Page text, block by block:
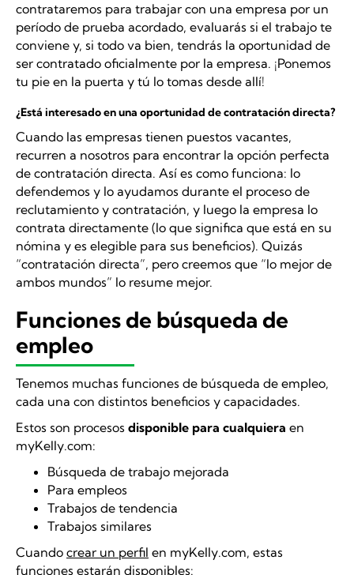
contrataremos para trabajar con una empresa por un
período de prueba acordado, evaluarás si el trabajo te
conviene y, si todo va bien, tendrás la oportunidad de
ser contratado oficialmente por la empresa. ¡Ponemos
tu pie en la puerta y tú lo tomas desde allí!
¿Está interesado en una oportunidad de contratación directa?
Cuando las empresas tienen puestos vacantes,
recurren a nosotros para encontrar la opción perfecta
de contratación directa. Así es como funciona: lo
defendemos y lo ayudamos durante el proceso de
reclutamiento y contratación, y luego la empresa lo
contrata directamente (lo que significa que está en su
nómina y es elegible para sus beneficios). Quizás
“contratación directa”, pero creemos que “lo mejor de
ambos mundos” lo resume mejor.
Funciones de búsqueda de
empleo
Tenemos muchas funciones de búsqueda de empleo,
cada una con distintos beneficios y capacidades.
Estos son procesos disponible para cualquiera en
myKelly.com:
Búsqueda de trabajo mejorada
Para empleos
Trabajos de tendencia
Trabajos similares
Cuando crear un perfil en myKelly.com, estas
funciones estarán disponibles: